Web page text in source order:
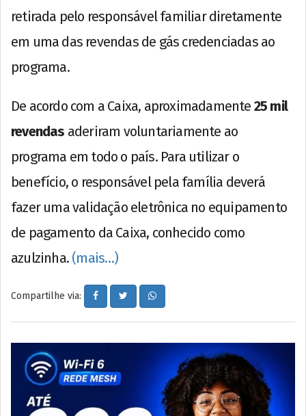
retirada pelo responsável familiar diretamente
em uma das revendas de gás credenciadas ao
programa.
De acordo com a Caixa, aproximadamente 25 mil
revendas aderiram voluntariamente ao
programa em todo o país. Para utilizar o
benefício, o responsável pela família deverá
fazer uma validação eletrônica no equipamento
de pagamento da Caixa, conhecido como
azulzinha. (mais…)
Compartilhe via: